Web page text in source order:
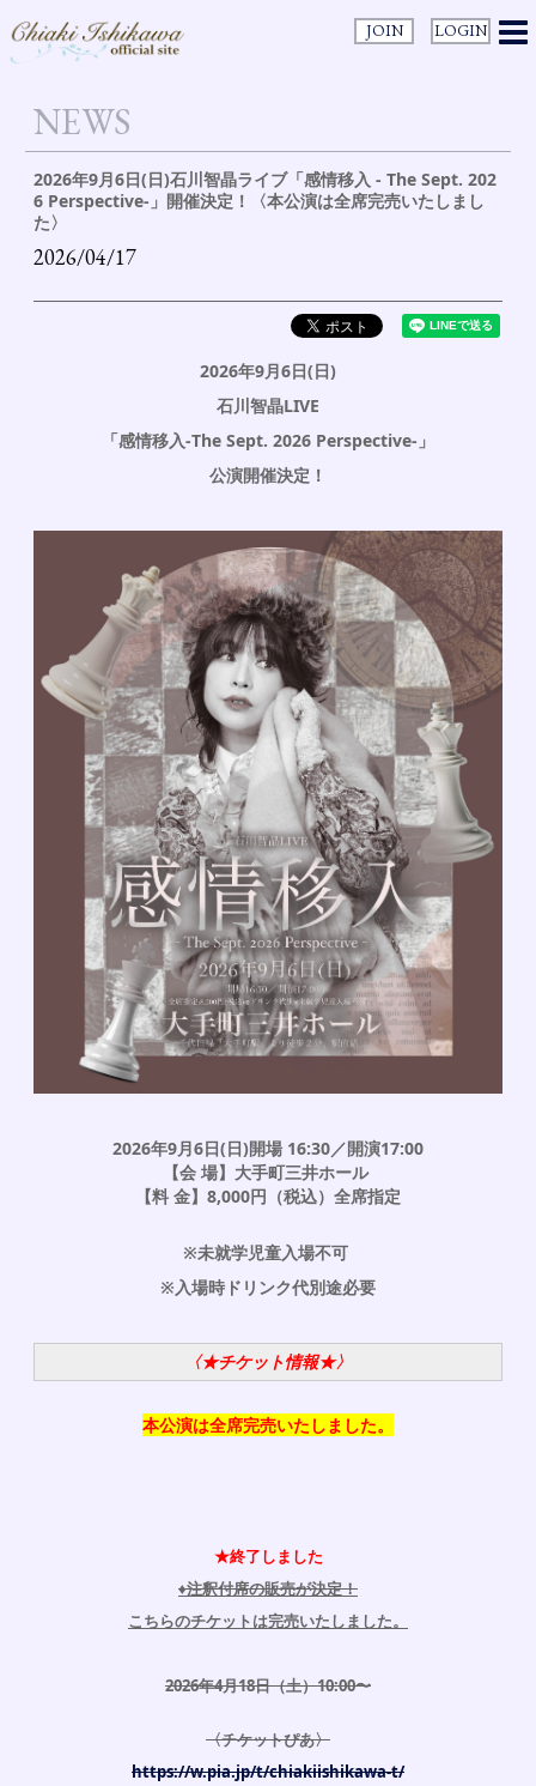
JOIN LOGIN
NEWS
2026年9月6日(日)石川智晶ライブ「感情移入 - The Sept. 202
6 Perspective-」開催決定！〈本公演は全席完売いたしまし
た〉
2026/04/17
2026年9月6日(日)
石川智晶LIVE
「感情移入-The Sept. 2026 Perspective- 」
公演開催決定！
2026年9月6日(日)開場 16:30／開演17:00
【会 場】大手町三井ホール
【料 金】8,000円（税込）全席指定
※未就学児童入場不可
※入場時ドリンク代別途必要
〈★チケット情報★〉
本公演は全席完売いたしました。
★終了しました
♦︎注釈付席の販売が決定！
こちらのチケットは完売いたしました。
2026年4月18日（土）10:00〜
〈チケットぴあ〉
https://w.pia.jp/t/chiakiishikawa-t/